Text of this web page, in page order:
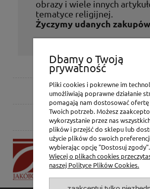
obrazy i wiele innych
tematyce religijnej.
Życzymy udanych
Moje konto
Zamówienia
Pomoc
P.H. Jakóbczak
Dorota Jakóbczak
Bialska 2/4,
Dbamy o Twoją
prywatność
Pliki cookies i pokrewne im
umożliwiają poprawne działanie
pomagają nam dostosować
Twoich potrzeb. Możesz
wykorzystanie przez nas
plików i przejść do sklepu lub
użycie plików do swoich
wybierając opcję "Dostosuj zgody".
Więcej o plikach cookies
naszej Polityce Plików Cookies.